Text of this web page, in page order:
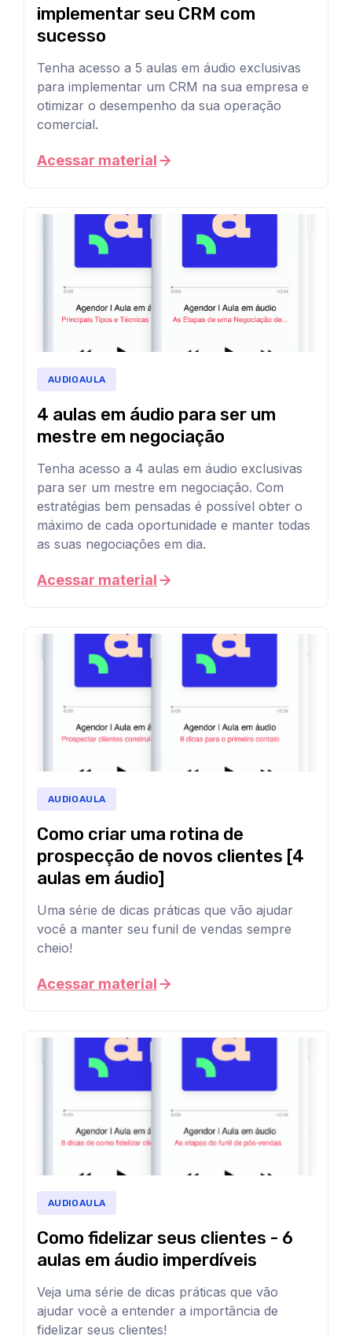
implementar seu CRM com
sucesso
Tenha acesso a 5 aulas em áudio exclusivas
para implementar um CRM na sua empresa e
otimizar o desempenho da sua operação
comercial.
Salve
aulas
dispositivo
favorito
para
a
implementar
seu
CRM
com
sucesso
qualquer
Você
pode
salvar
nossos
conteúdos
em
áudio
no
seu
celular,
computador,
tocador
MP3...
importa
dispositivo!
poderá
aprender
implementar
Acessar material
AUDIOAULA
4 aulas em áudio para ser um
mestre em negociação
Tenha acesso a 4 aulas em áudio exclusivas
para ser um mestre em negociação. Com
estratégias bem pensadas é possível obter o
máximo de cada oportunidade e manter todas
as suas negociações em dia.
Salve
aulas
dispositivo
favorito
para
a
ser
um
mestre
em
negociação
de
Você
pode
salvar
nossos
conteúdos
em
áudio
no
seu
celular,
Acessar material
AUDIOAULA
Como criar uma rotina de
prospecção de novos clientes [4
aulas em áudio]
‍Uma série de dicas práticas que vão ajudar
você a manter seu funil de vendas sempre
cheio!
da
oportunidades
Acesse
nossas
aulas
em
áudio
Acessar material
AUDIOAULA
Como fidelizar seus clientes - 6
aulas em áudio imperdíveis
Veja uma série de dicas práticas que vão
ajudar você a entender a importância de
fidelizar seus clientes!